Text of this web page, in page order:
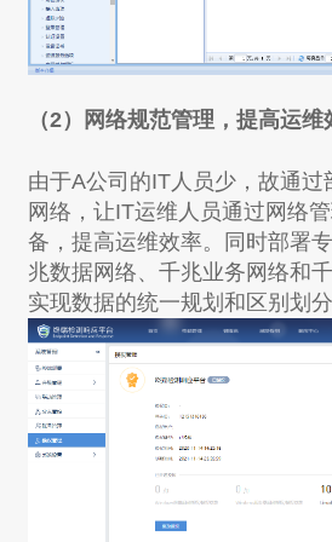
（2）网络规范管理，提高运维
由于A公司的IT人员少，故通过
网络，让IT运维人员通过网络
备，提高运维效率。同时部署
兆数据网络、千兆业务网络和
实现数据的统一规划和区别划分